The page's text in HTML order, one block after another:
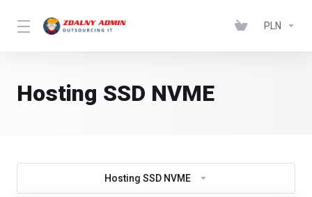
PLN
Hosting SSD NVME
Hosting SSD NVME